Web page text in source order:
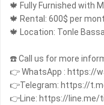
🍁 Fully Furnished with
🍁 Rental: 600$ per
🍁 Location: Tonle
☎️ Call us for more
👉 WhatsApp : https://
👉Telegram: https://
👉Line: https://line.me/